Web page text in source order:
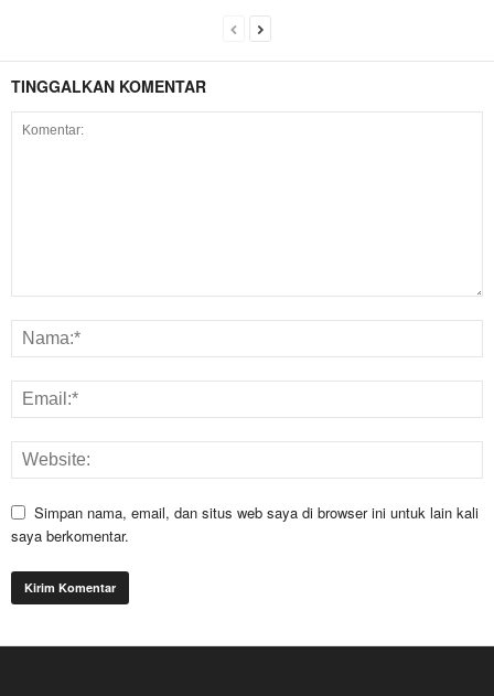
TINGGALKAN KOMENTAR
Simpan nama, email, dan situs web saya di browser ini untuk lain kali
saya berkomentar.